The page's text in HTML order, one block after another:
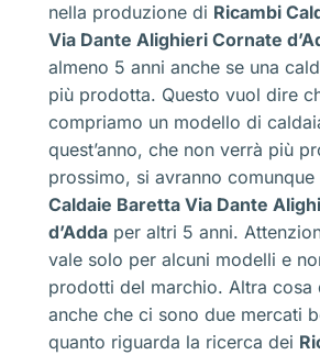
nella produzione di Ricambi
Via Dante Alighieri Cornate
almeno 5 anni anche se una
più prodotta. Questo vuol dire
compriamo un modello di
quest’anno, che non verrà più
prossimo, si avranno comunque
Caldaie Baretta Via Dante
d’Adda per altri 5 anni.
vale solo per alcuni modelli e
prodotti del marchio. Altra cosa
anche che ci sono due mercati
quanto riguarda la ricerca dei